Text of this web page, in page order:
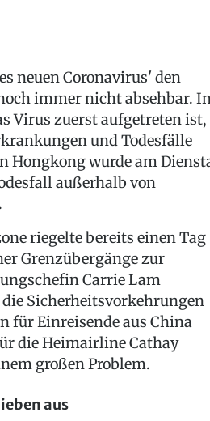
neuen Coronavirus' den
immer nicht absehbar.
Virus zuerst aufgetreten ist,
und Todesfälle
Hongkong wurde am
außerhalb von
riegelte bereits einen Tag
Grenzübergänge zur
Carrie Lam
Sicherheitsvorkehrungen
für Einreisende aus China
die Heimairline Cathay
großen Problem.
aus